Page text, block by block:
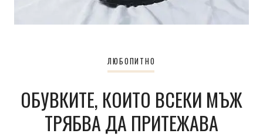
ЛЮБОПИТНО
ОБУВКИТЕ, КОИТО ВСЕКИ МЪЖ
ТРЯБВА ДА ПРИТЕЖАВА